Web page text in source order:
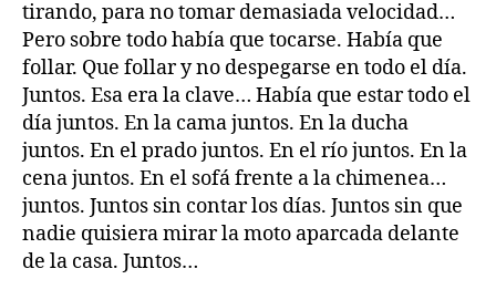
tirando, para no tomar demasiada velocidad…
Pero sobre todo había que tocarse. Había que
follar. Que follar y no despegarse en todo el día.
Juntos. Esa era la clave… Había que estar todo el
día juntos. En la cama juntos. En la ducha
juntos. En el prado juntos. En el río juntos. En la
cena juntos. En el sofá frente a la chimenea…
juntos. Juntos sin contar los días. Juntos sin que
nadie quisiera mirar la moto aparcada delante
de la casa. Juntos…